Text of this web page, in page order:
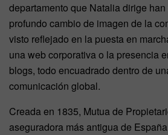
departamento que Natalia dirige
profundo cambio de imagen de la
visto reflejado en la puesta en
una web corporativa o la presencia
blogs, todo encuadrado dentro de
comunicación global.
Creada en 1835, Mutua de
aseguradora más antigua de